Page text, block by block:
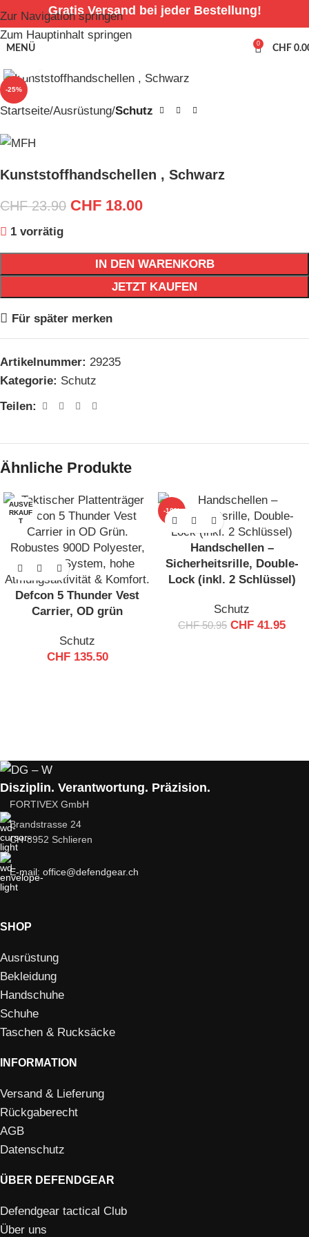
Zur Navigation springen
Zum Hauptinhalt springen
Gratis Versand bei jeder Bestellung!
MENÜ 0 CHF
-25%
Startseite Ausrüstung Schutz
Kunststoffhandschellen , Schwarz
CHF23.90 CHF 18.00
1 vorrätig
IN DEN WARENKORB
JETZT KAUFEN
Für später merken
Artikelnummer: 29235
Kategorie: Schutz
Teilen:
Ähnliche Produkte
AUSVE
RKAUF
T
Defcon 5 Thunder Vest
Carrier, OD grün
Schutz
CHF135.50
-18%
Handschellen –
Sicherheitsrille, Double-
Lock (inkl. 2 Schlüssel)
Schutz
CHF50.95 CHF 41.95
Disziplin. Verantwortung. Präzision.
FORTIVEX GmbH
Brandstrasse 24
CH-8952 Schlieren
E-mail: office@defendgear.ch
SHOP
Ausrüstung
Bekleidung
Handschuhe
Schuhe
Taschen & Rucksäcke
INFORMATION
Versand & Lieferung
Rückgaberecht
AGB
Datenschutz
ÜBER DEFENDGEAR
Defendgear tactical Club
Über uns